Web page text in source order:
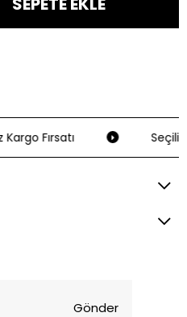
Fırsatı Seçili
Gönder